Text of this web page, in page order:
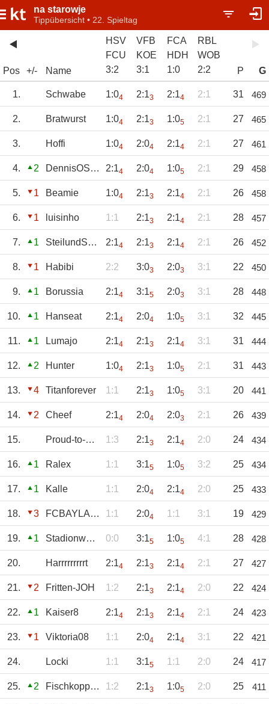
na starowje
Tippübersicht • 22. Spieltag
Pos +/- Name
HSV
FCU
3:2
VFB
KOE
3:1
FCA
HDH
1:0
RBL
WOB
2:2 P G
1. Schwabe 1:04 2:13 2:14 2:1 31 469
2. Bratwurst 1:04 2:13 1:05 2:1 27 465
3. Hoffi 1:04 2:04 2:14 2:1 27 461
4. 2 DennisOS1899 2:14 2:04 1:05 2:1 29 458
5. 1 Beamie 1:04 2:13 2:14 2:1 26 458
6. 1 luisinho 1:1 2:13 2:14 2:1 28 457
7. 1 SteilundSchnell 2:14 2:13 2:14 2:1 26 452
8. 1 Habibi 2:2 3:03 2:03 3:1 22 450
9. 1 Borussia 2:14 3:15 2:03 3:1 28 448
10. 1 Hanseat 2:14 2:04 1:05 3:1 32 445
11. 1 Lumajo 2:14 2:13 2:14 3:1 31 444
12. 2 Hunter 1:04 2:13 1:05 2:1 31 443
13. 4 Titanforever 1:1 2:13 1:05 3:1 20 441
14. 2 Cheef 2:14 2:04 2:03 2:1 26 439
15. Proud-to-be-S04 1:3 2:13 2:14 2:0 24 434
16. 1 Ralex 1:1 3:15 1:05 3:2 25 434
17. 1 Kalle 1:1 2:04 2:14 2:0 25 433
18. 3 FCBAYLAND 1:1 2:04 1:1 3:1 19 429
19. 1 Stadionwurst 0:0 3:15 1:05 4:1 28 428
20. Harrrrrrrrrt 2:14 2:13 2:14 2:1 27 427
21. 2 Fritten-JOH 1:2 2:13 2:14 2:0 22 424
22. 1 Kaiser8 2:14 2:13 2:14 2:1 24 423
23. 1 Viktoria08 1:1 2:04 2:14 3:1 22 421
24. Locki 1:1 3:15 1:1 2:0 24 417
25. 2 Fischkopp81 1:2 2:13 1:05 2:0 25 411